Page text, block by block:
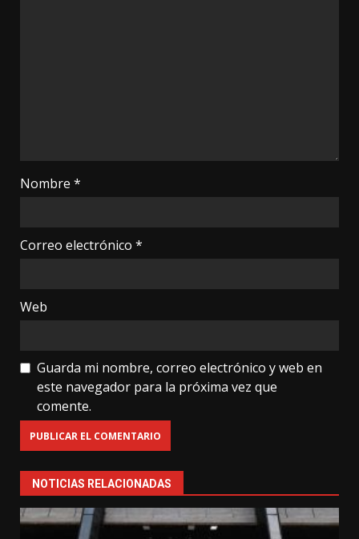
Nombre *
Correo electrónico *
Web
Guarda mi nombre, correo electrónico y web en
este navegador para la próxima vez que
comente.
NOTICIAS RELACIONADAS